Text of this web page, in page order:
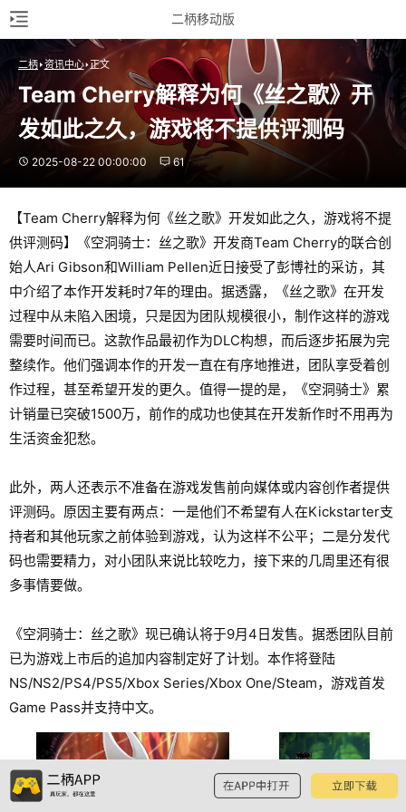
二柄移动版
二柄 资讯中心 正文
Team Cherry解释为何《丝之歌》开
发如此之久，游戏将不提供评测码
2025-08-22 00:00:00 61
【Team Cherry解释为何《丝之歌》开发如此之久，游戏将不提
供评测码】《空洞骑士：丝之歌》开发商Team Cherry的联合创
始人Ari Gibson和William Pellen近日接受了彭博社的采访，其
中介绍了本作开发耗时7年的理由。据透露，《丝之歌》在开发
过程中从未陷入困境，只是因为团队规模很小，制作这样的游戏
需要时间而已。这款作品最初作为DLC构想，而后逐步拓展为完
整续作。他们强调本作的开发一直在有序地推进，团队享受着创
作过程，甚至希望开发的更久。值得一提的是，《空洞骑士》累
计销量已突破1500万，前作的成功也使其在开发新作时不用再为
生活资金犯愁。
此外，两人还表示不准备在游戏发售前向媒体或内容创作者提供
评测码。原因主要有两点：一是他们不希望有人在Kickstarter支
持者和其他玩家之前体验到游戏，认为这样不公平；二是分发代
码也需要精力，对小团队来说比较吃力，接下来的几周里还有很
多事情要做。
《空洞骑士：丝之歌》现已确认将于9月4日发售。据悉团队目前
已为游戏上市后的追加内容制定好了计划。本作将登陆
NS/NS2/PS4/PS5/Xbox Series/Xbox One/Steam，游戏首发
Game Pass并支持中文。
预览